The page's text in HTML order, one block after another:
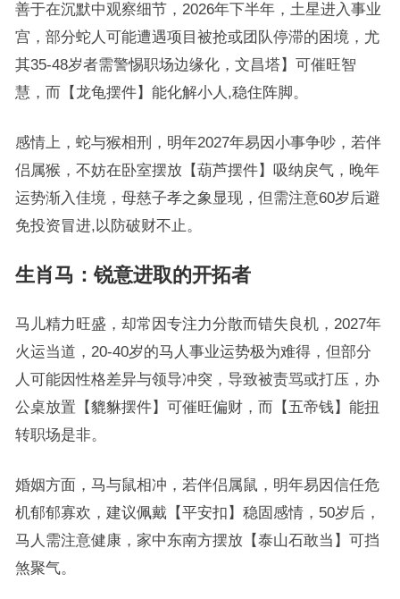
善于在沉默中观察细节，2026年下半年，土星进入事业
宫，部分蛇人可能遭遇项目被抢或团队停滞的困境，尤
其35-48岁者需警惕职场边缘化，文昌塔】可催旺智
慧，而【龙龟摆件】能化解小人,稳住阵脚。
感情上，蛇与猴相刑，明年2027年易因小事争吵，若伴
侣属猴，不妨在卧室摆放【葫芦摆件】吸纳戾气，晚年
运势渐入佳境，母慈子孝之象显现，但需注意60岁后避
免投资冒进,以防破财不止。
生肖马：锐意进取的开拓者
马儿精力旺盛，却常因专注力分散而错失良机，2027年
火运当道，20-40岁的马人事业运势极为难得，但部分
人可能因性格差异与领导冲突，导致被责骂或打压，办
公桌放置【貔貅摆件】可催旺偏财，而【五帝钱】能扭
转职场是非。
婚姻方面，马与鼠相冲，若伴侣属鼠，明年易因信任危
机郁郁寡欢，建议佩戴【平安扣】稳固感情，50岁后，
马人需注意健康，家中东南方摆放【泰山石敢当】可挡
煞聚气。